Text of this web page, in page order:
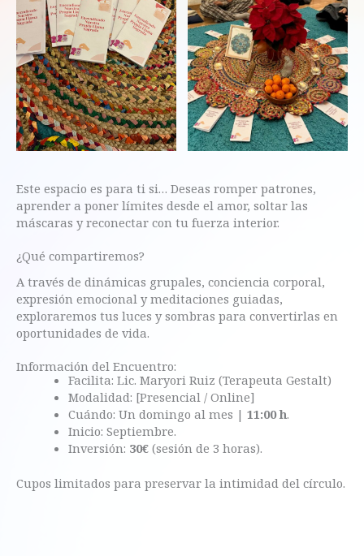
Este espacio es para ti si… Deseas romper patrones,
aprender a poner límites desde el amor, soltar las
máscaras y reconectar con tu fuerza interior.
¿Qué compartiremos?
A través de dinámicas grupales, conciencia corporal,
expresión emocional y meditaciones guiadas,
exploraremos tus luces y sombras para convertirlas en
oportunidades de vida.
Información del Encuentro:
Facilita: Lic. Maryori Ruiz (Terapeuta Gestalt)
Modalidad: [Presencial / Online]
Cuándo: Un domingo al mes | 11:00 h.
Inicio: Septiembre.
Inversión: 30€(sesión de 3 horas).
Cupos limitados para preservar la intimidad del círculo.